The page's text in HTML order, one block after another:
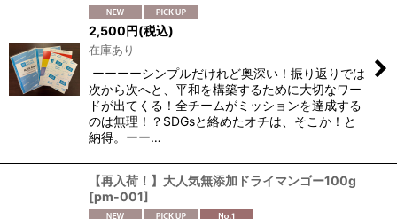
2,500円(税込)
在庫あり
ーーーーシンプルだけれど奥深い！振り返りでは
次から次へと、平和を構築するために大切なワー
ドが出てくる！全チームがミッションを達成する
のは無理！？SDGsと絡めたオチは、そこか！と
納得。ーー…
【再入荷！】大人気無添加ドライマンゴー100g
[pm-001]